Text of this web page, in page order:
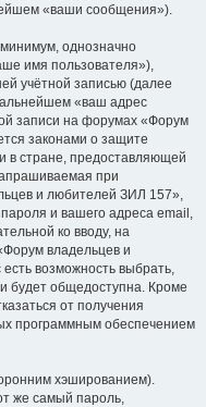
«ваши сообщения»).
однозначно
имя пользователя»),
учётной записью (далее
«ваш адрес
записи на форумах «Форум
законами о защите
стране, предоставляющей
при
и любителей ЗИЛ 157»,
и вашего адреса email,
ко вводу, на
владельцев и
возможность выбрать,
будет общедоступна. Кроме
от получения
программным обеспечением
хэшированием).
же самый пароль,